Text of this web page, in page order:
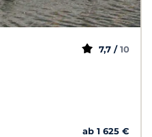
7,7 / 10
ab 1 625 €